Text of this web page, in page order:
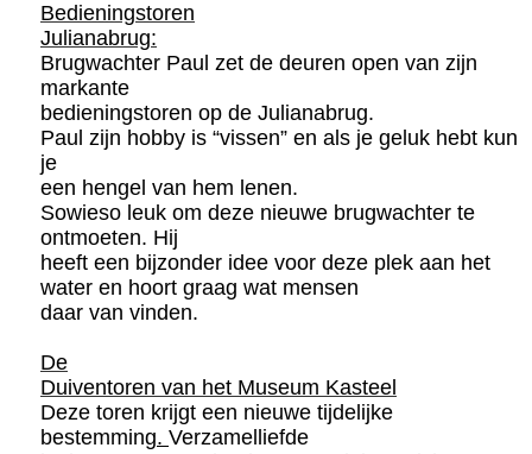
Bedieningstoren
Julianabrug:
Brugwachter Paul zet de deuren open van zijn
markante
bedieningstoren op de Julianabrug.
Paul zijn hobby is “vissen” en als je geluk hebt kun
je
een hengel van hem lenen.
Sowieso leuk om deze nieuwe brugwachter te
ontmoeten. Hij
heeft een bijzonder idee voor deze plek aan het
water en hoort graag wat mensen
daar van vinden.
De
Duiventoren van het Museum Kasteel
Deze toren krijgt een nieuwe tijdelijke
bestemming. Verzamelliefde